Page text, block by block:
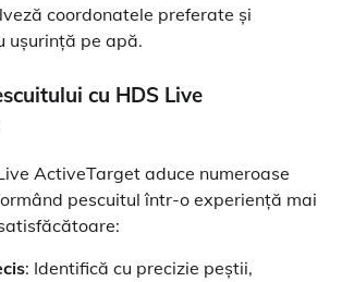
coordonatele preferate și
ușurință pe apă.
cu HDS Live
ActiveTarget aduce numeroase
pescuitul într-o experiență mai
: Identifică cu precizie peștii,